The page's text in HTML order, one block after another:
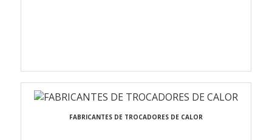
FABRICANTES DE TROCADORES DE CALOR